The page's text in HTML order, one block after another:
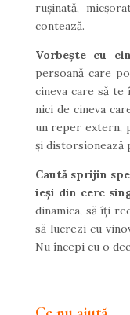
rușinată,
contează.
Vorbește cu
persoană care
cineva care să
nici de cineva
un reper extern,
și distorsionează
Caută sprijin
ieși din cerc
dinamica, să îți
să lucrezi cu
Nu începi cu o